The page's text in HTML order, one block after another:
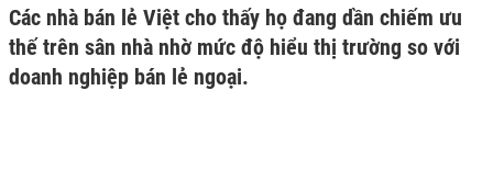
Các nhà bán lẻ Việt cho thấy họ đang dần chiếm ưu
thế trên sân nhà nhờ mức độ hiểu thị trường so với
doanh nghiệp bán lẻ ngoại.